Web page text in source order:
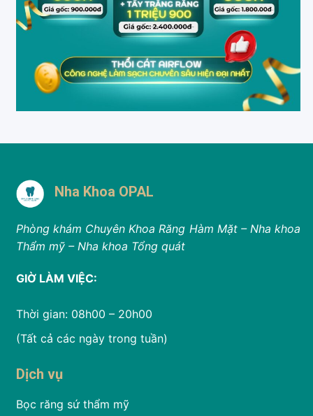
Nha Khoa OPAL
Phòng khám Chuyên Khoa Răng Hàm Mặt – Nha khoa
Thẩm mỹ – Nha khoa Tổng quát
GIỜ LÀM VIỆC:
Thời gian: 08h00 – 20h00
(Tất cả các ngày trong tuần)
Dịch vụ
Bọc răng sứ thẩm mỹ